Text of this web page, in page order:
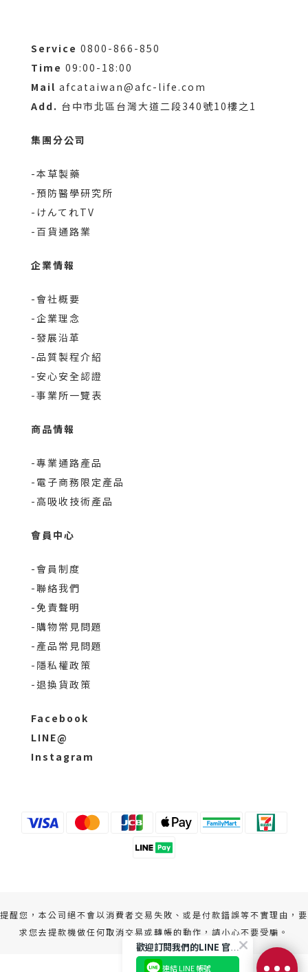
Service 0800-866-850
Time 09:00-18:00
Mail afcataiwan@afc-life.com
Add. 台中市北區台灣大道二段340號10樓之1
集團分公司
-本草製藥
-預防醫學研究所
-けんてれTV
-百貨通路業
企業情報
-會社概要
-企業理念
-發展沿革
-品質製程介紹
-安心安全認證
-事業所一覽表
商品情報
-專業通路產品
-電子商務限定產品
-高吸收技術產品
會員中心
-會員制度
-聯絡我們
-免責聲明
-購物常見問題
-產品常見問題
-隱私權政策
-退換貨政策
Facebook
LINE@
Instagram
提醒您，本公司絕不會以消費者交易失敗、或是付款錯誤等不實理由，要
求您去提款機做任何取消交易或轉帳的動作，請小心不要受騙。
歡迎訂閱我們的LINE 官方帳號
連結 LINE 帳號